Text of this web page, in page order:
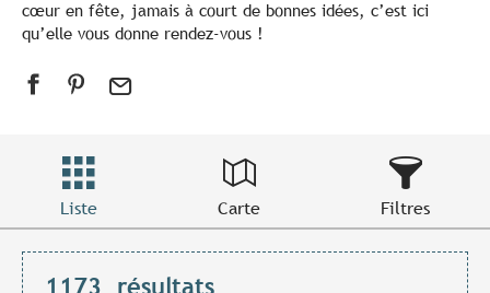
cœur en fête, jamais à court de bonnes idées, c’est ici
qu’elle vous donne rendez-vous !
Liste Carte Filtres
1173 résultats